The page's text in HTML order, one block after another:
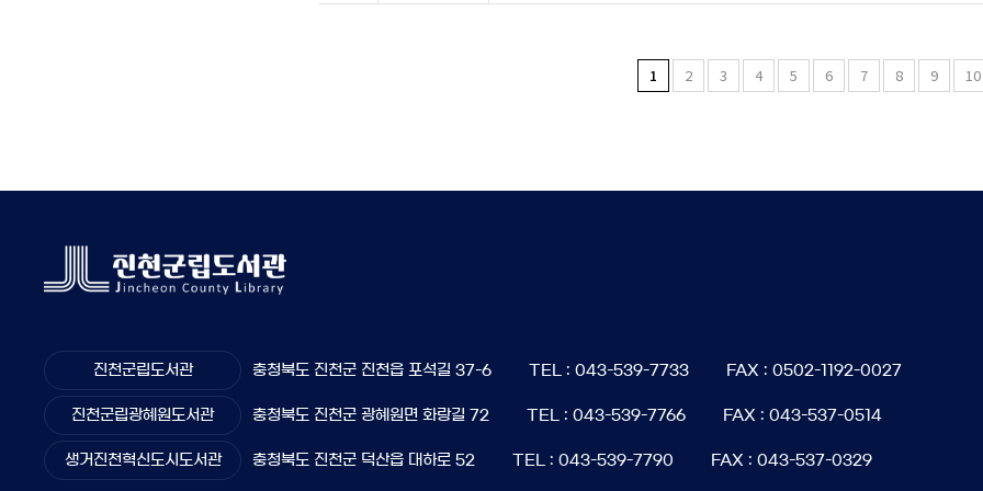
1 2 3 4 5 6 7 8 9 10
진천군립도서관 충청북도 진천군 진천읍 포석길 37-6 TEL : 043-539-7733 FAX : 0502-1192-0027
진천군립광혜원도서관 충청북도 진천군 광혜원면 화랑길 72 TEL : 043-539-7766 FAX : 043-537-0514
생거진천혁신도시도서관 충청북도 진천군 덕산읍 대하로 52 TEL : 043-539-7790 FAX : 043-537-0329